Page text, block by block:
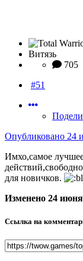
Витязь
705
#51
Опубликовано 24
Имхо,самое
для новичков.
Изменено 24
Ссылка на